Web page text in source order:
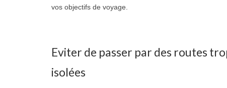
vos objectifs de voyage.
Eviter de passer par des routes
isolées